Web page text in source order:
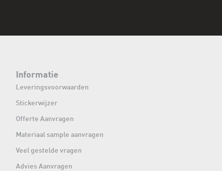
Informatie
Leveringsvoorwaarden
Stickerwijzer
Offerte Aanvragen
Materiaal sample aanvragen
Veel gestelde vragen
Advies Aanvragen